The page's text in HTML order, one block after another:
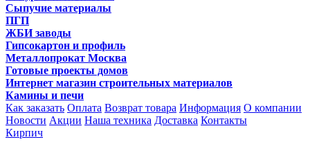
Сыпучие материалы
ПГП
ЖБИ заводы
Гипсокартон и профиль
Металлопрокат Москва
Готовые проекты домов
Интернет магазин строительных материалов
Камины и печи
Как заказать Оплата Возврат товара Информация О компании
Новости Акции Наша техника Доставка Контакты
Кирпич